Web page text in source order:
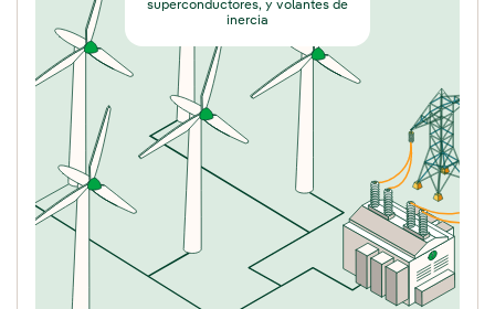
superconductores, y volantes de
inercia